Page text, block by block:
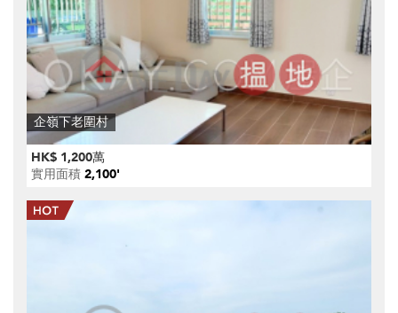
企嶺下老圍村
HK$ 1,200萬
實用面積 2,100'